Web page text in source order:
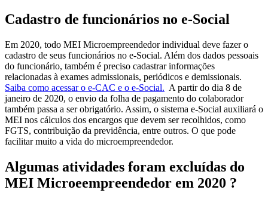
Cadastro de funcionários no e-Social
Em 2020, todo MEI Microempreendedor individual deve fazer o
cadastro de seus funcionários no e-Social. Além dos dados pessoais
do funcionário, também é preciso cadastrar informações
relacionadas à exames admissionais, periódicos e demissionais.
Saiba como acessar o e-CAC e o e-Social. A partir do dia 8 de
janeiro de 2020, o envio da folha de pagamento do colaborador
também passa a ser obrigatório. Assim, o sistema e-Social auxiliará o
MEI nos cálculos dos encargos que devem ser recolhidos, como
FGTS, contribuição da previdência, entre outros. O que pode
facilitar muito a vida do microempreendedor.
Algumas atividades foram excluídas do
MEI Microeempreendedor em 2020 ?